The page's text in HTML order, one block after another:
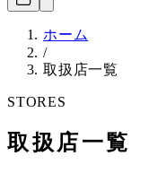
ホーム
/
取扱店一覧
STORES
取扱店一覧